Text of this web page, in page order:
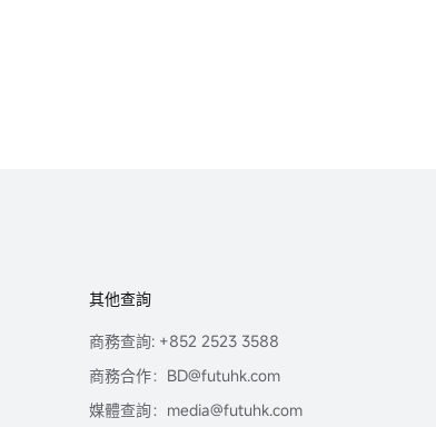
其他查詢
商務查詢: +852 2523 3588
商務合作：BD@futuhk.com
媒體查詢：media@futuhk.com